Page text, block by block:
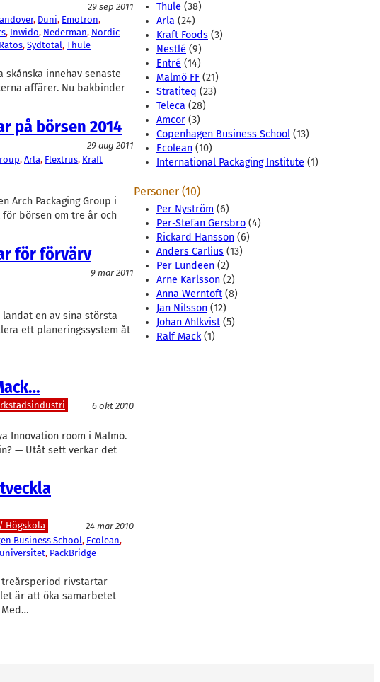
29 sep 2011
, Duni, Emotron
, Inwido, Nederman, Nordic
Ratos, Sydtotal, Thule
innehav senaste
affärer. Nu bakbinder
på börsen 2014
29 aug 2011
, Arla, Flextrus, Kraft
Arch Packaging Group i
för börsen om tre år och
för förvärv
9 mar 2011
en av sina största
ett planeringssystem åt
6 okt 2010
room i Malmö.
— Utåt sett verkar det
Högskola
24 mar 2010
Business School, Ecolean
, PackBridge
treårsperiod rivstartar
är att öka samarbetet
Thule (38)
Arla (24)
Kraft Foods (3)
Nestlé (9)
Entré (14)
Malmö FF (21)
Stratiteq (23)
Teleca (28)
Amcor (3)
Copenhagen Business School (13)
Ecolean (10)
International Packaging Institute (1)
Personer (10)
Per Nyström (6)
Per-Stefan Gersbro (4)
Rickard Hansson (6)
Anders Carlius (13)
Per Lundeen (2)
Arne Karlsson (2)
Anna Werntoft (8)
Jan Nilsson (12)
Johan Ahlkvist (5)
Ralf Mack(1)